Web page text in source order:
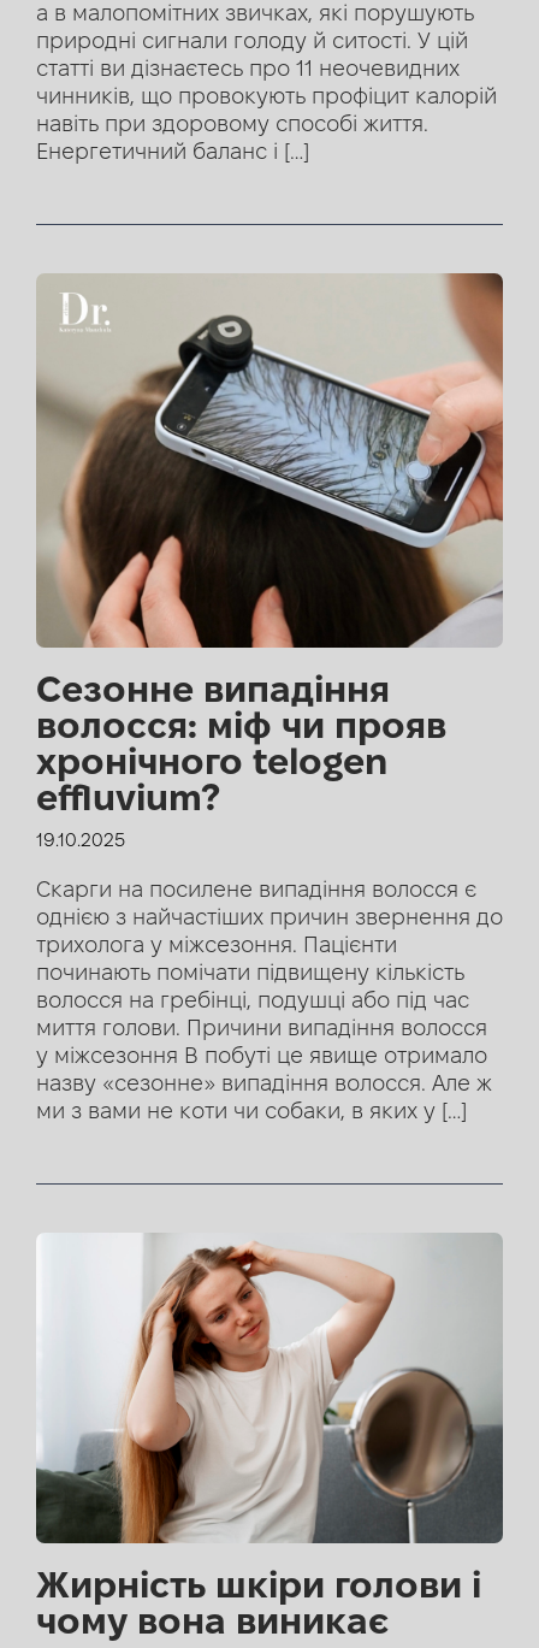
а в малопомітних звичках, які порушують
природні сигнали голоду й ситості. У цій
статті ви дізнаєтесь про 11 неочевидних
чинників, що провокують профіцит калорій
навіть при здоровому способі життя.
Енергетичний баланс і […]
Сезонне випадіння
волосся: міф чи прояв
хронічного telogen
effluvium?
19.10.2025
Скарги на посилене випадіння волосся є
однією з найчастіших причин звернення до
трихолога у міжсезоння. Пацієнти
починають помічати підвищену кількість
волосся на гребінці, подушці або під час
миття голови. Причини випадіння волосся
у міжсезоння В побуті це явище отримало
назву «сезонне» випадіння волосся. Але ж
ми з вами не коти чи собаки, в яких у […]
Жирність шкіри голови і
чому вона виникає